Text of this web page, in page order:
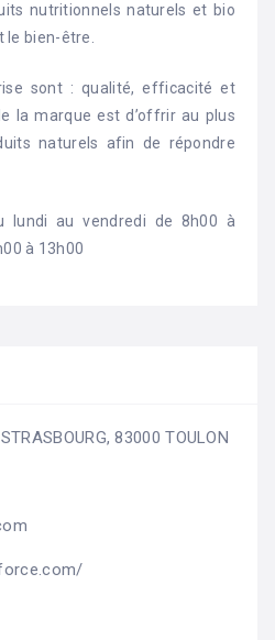
nutritionnels naturels et bio
le bien-être.
sont : qualité, efficacité et
la marque est d’offrir au plus
naturels afin de répondre
lundi au vendredi de 8h00 à
à 13h00
83000 TOULON